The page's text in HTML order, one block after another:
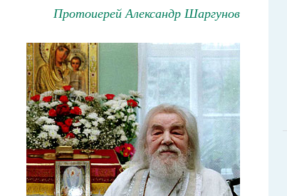
Протоиерей Александр Шаргунов